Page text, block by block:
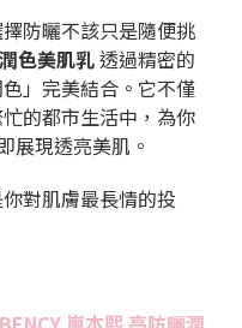
防曬不該只是隨便挑
色美肌乳透過精密的
」完美結合。它不僅
的都市生活中，為你
展現透亮美肌。
對肌膚最長情的投